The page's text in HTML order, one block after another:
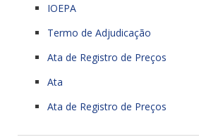
IOEPA
Termo de Adjudicação
Ata de Registro de Preços
Ata
Ata de Registro de Preços